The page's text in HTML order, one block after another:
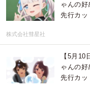
ゃんの好
先行カッ
株式会社彗星社
【5月
ゃんの好
先行カッ